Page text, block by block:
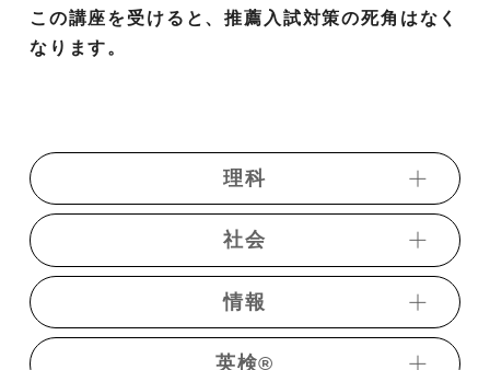
この講座を受けると、推薦入試対策の死角はなく
なります。
理科
・物理基礎講義
・物理【新課程対応パッケージ】
・Basic物理（演習編）
社会
・歴史総合
・共通テスト歴史総合過去問演習
情報
英検®︎